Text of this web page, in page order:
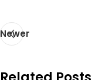
Newer